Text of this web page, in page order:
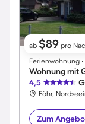
ab $89 pro
Ferienwohnung
Wohnung mit
4,5
Föhr,
Zum